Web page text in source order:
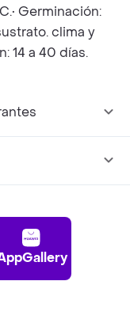
Germinación:
clima y
14 a 40 días.